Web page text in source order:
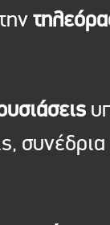
συνέδρια